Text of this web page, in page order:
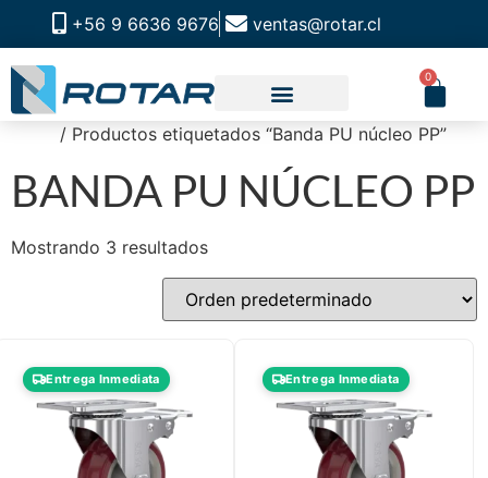
+56 9 6636 9676 ventas@rotar.cl
0
/ Productos etiquetados “Banda PU núcleo PP”
BANDA PU NÚCLEO PP
Mostrando 3 resultados
Entrega Inmediata Entrega Inmediata